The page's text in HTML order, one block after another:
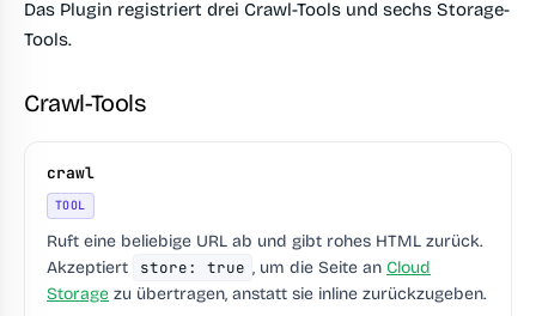
Das Plugin registriert drei Crawl-Tools und sechs Storage-
Tools.
Crawl-Tools
crawl
TOOL
Ruft eine beliebige URL ab und gibt rohes HTML zurück.
Akzeptiert
store: true , um die Seite an Cloud
Storage zu übertragen, anstatt sie inline zurückzugeben.